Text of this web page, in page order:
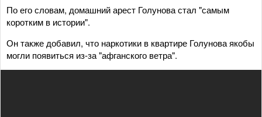
По его словам, домашний арест Голунова стал "самым
коротким в истории".
Он также добавил, что наркотики в квартире Голунова якобы
могли появиться из-за "афганского ветра".